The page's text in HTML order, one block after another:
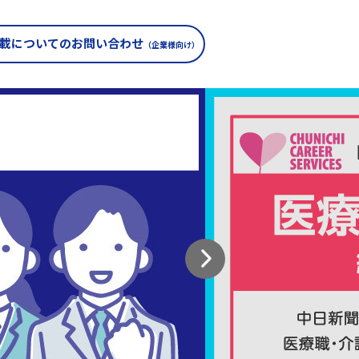
についてのお問い合わせ （企業様向け）